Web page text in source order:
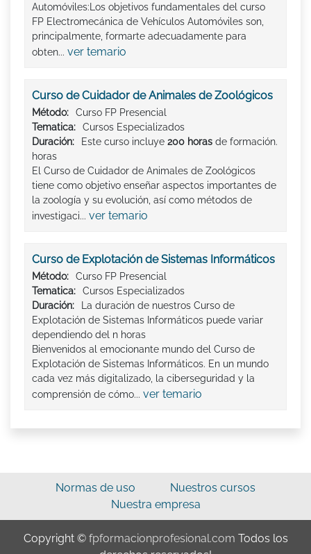
Automóviles:Los objetivos fundamentales del curso
FP Electromecánica de Vehículos Automóviles son,
principalmente, formarte adecuadamente para
obten... ver temario
Curso de Cuidador de Animales de Zoológicos
Método:
Curso FP Presencial
Tematica:
Cursos Especializados
Duración:
Este curso incluye 200 horas de formación.
horas
El Curso de Cuidador de Animales de Zoológicos
tiene como objetivo enseñar aspectos importantes de
la zoología y su evolución, así como métodos de
investigaci... ver temario
Curso de Explotación de Sistemas Informáticos
Método:
Curso FP Presencial
Tematica:
Cursos Especializados
Duración:
La duración de nuestros Curso de
Explotación de Sistemas Informáticos puede variar
dependiendo del n horas
Bienvenidos al emocionante mundo del Curso de
Explotación de Sistemas Informáticos. En un mundo
cada vez más digitalizado, la ciberseguridad y la
comprensión de cómo... ver temario
Normas de uso
Nuestros cursos
Nuestra empresa
Copyright © fpformacionprofesional.com Todos los